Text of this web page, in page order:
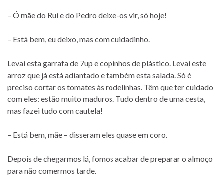
– Ó mãe do Rui e do Pedro deixe-os vir, só hoje!
– Está bem, eu deixo, mas com cuidadinho.
Levai esta garrafa de 7up e copinhos de plástico. Levai este
arroz que já está adiantado e também esta salada. Só é
preciso cortar os tomates às rodelinhas. Têm que ter cuidado
com eles: estão muito maduros. Tudo dentro de uma cesta,
mas fazei tudo com cautela!
– Está bem, mãe – disseram eles quase em coro.
Depois de chegarmos lá, fomos acabar de preparar o almoço
para não comermos tarde.